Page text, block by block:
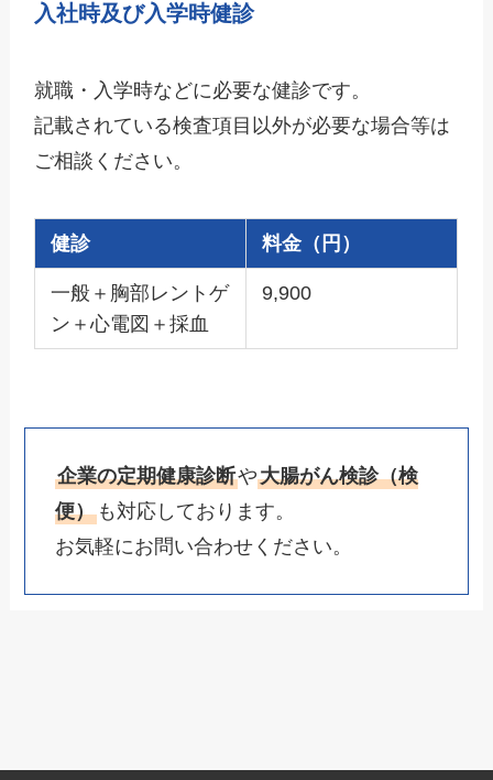
入社時及び入学時健診
就職・入学時などに必要な健診です。
記載されている検査項目以外が必要な場合等は
ご相談ください。
健診 料金（円）
一般＋胸部レントゲ
ン＋心電図＋採血
9,900
企業の定期健康診断や大腸がん検診（検
便） も対応しております。
お気軽にお問い合わせください。